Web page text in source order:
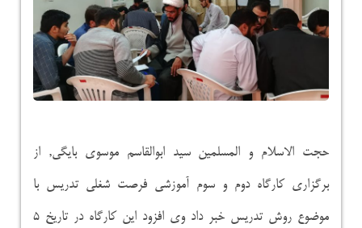
حجت الاسلام و المسلمین سید ابوالقاسم موسوی بایگی, از
برگزاری کارگاه دوم و سوم آموزشی فرصت شغلی تدریس با
موضوع روش تدریس خبر داد وی افزود این کارگاه در تاریخ ۵